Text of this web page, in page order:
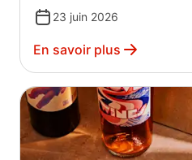
23 juin 2026
En savoir plus